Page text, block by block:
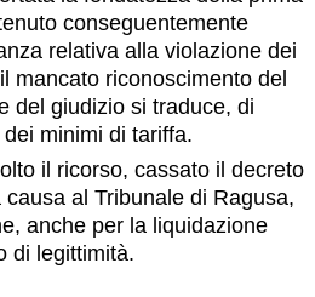
conseguentemente
relativa alla violazione dei
mancato riconoscimento del
del giudizio si traduce, di
minimi di tariffa.
il ricorso, cassato il decreto
al Tribunale di Ragusa,
anche per la liquidazione
di legittimità.